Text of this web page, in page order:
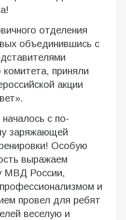
отделения
объединившись с
комитета, приняли
акции
с по-
заряжающей
Особую
выражаем
МВД России,
и
провел для ребят
веселую и